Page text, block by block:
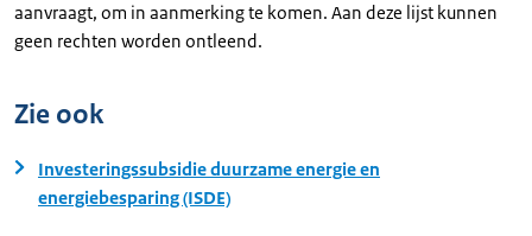
aanvraagt, om in aanmerking te komen. Aan deze lijst kunnen
geen rechten worden ontleend.
Zie ook
Investeringssubsidie duurzame energie en
energiebesparing (ISDE)